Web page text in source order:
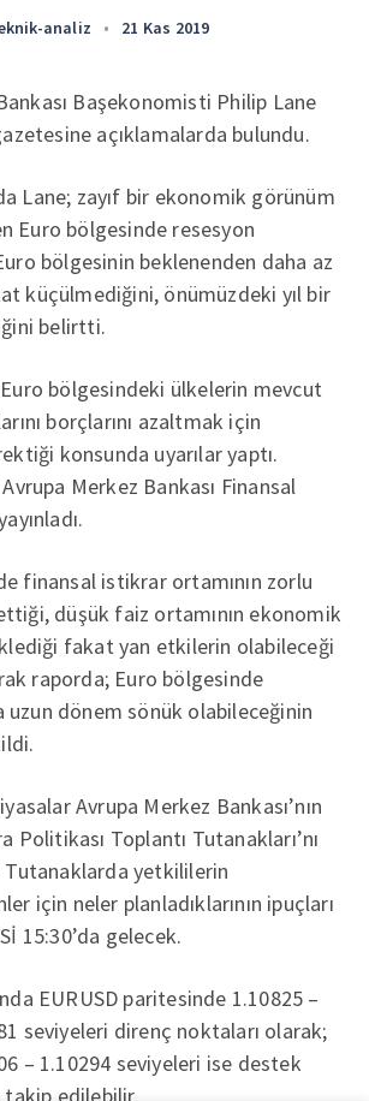
analiz • 21 Kas 2019
Başekonomisti Philip Lane
açıklamalarda bulundu.
Lane; zayıf bir ekonomik görünüm
Euro bölgesinde resesyon
bölgesinin beklenenden daha az
küçülmediğini, önümüzdeki yıl bir
belirtti.
bölgesindeki ülkelerin mevcut
borçlarını azaltmak için
konsunda uyarılar yaptı.
Merkez Bankası Finansal
finansal istikrar ortamının zorlu
düşük faiz ortamının ekonomik
fakat yan etkilerin olabileceği
raporda; Euro bölgesinde
uzun dönem sönük olabileceğinin
Avrupa Merkez Bankası’nın
Politikası Toplantı Tutanakları’nı
yetkililerin
için neler planladıklarının ipuçları
15:30’da gelecek.
EURUSD paritesinde 1.10825 –
seviyeleri direnç noktaları olarak;
– 1.10294 seviyeleri ise destek